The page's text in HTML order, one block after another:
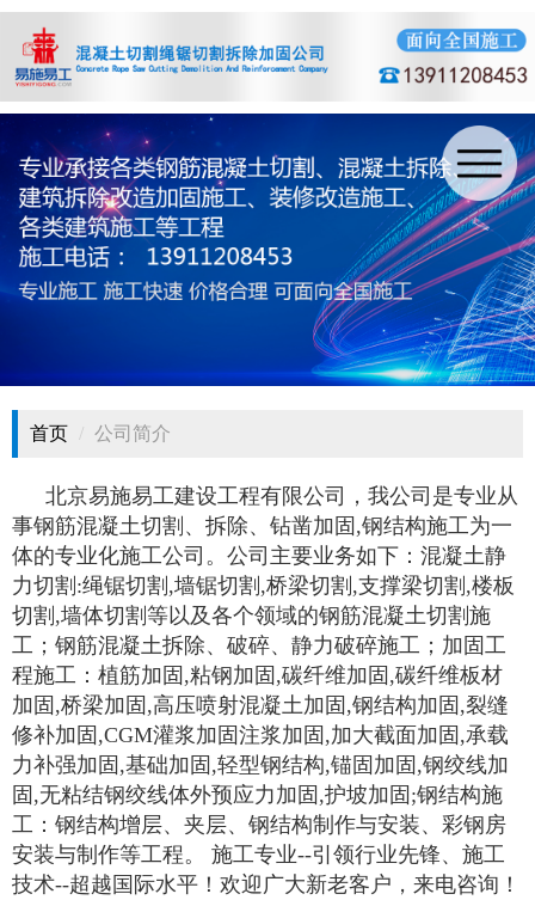
首页 公司简介
北京易施易工建设工程有限公司，我公司是专业从
事钢筋混凝土切割、拆除、钻凿加固,钢结构施工为一
体的专业化施工公司。公司主要业务如下：混凝土静
力切割:绳锯切割,墙锯切割,桥梁切割,支撑梁切割,楼板
切割,墙体切割等以及各个领域的钢筋混凝土切割施
工；钢筋混凝土拆除、破碎、静力破碎施工；加固工
程施工：植筋加固,粘钢加固,碳纤维加固,碳纤维板材
加固,桥梁加固,高压喷射混凝土加固,钢结构加固,裂缝
修补加固,CGM灌浆加固注浆加固,加大截面加固,承载
力补强加固,基础加固,轻型钢结构,锚固加固,钢绞线加
固,无粘结钢绞线体外预应力加固,护坡加固;钢结构施
工：钢结构增层、夹层、钢结构制作与安装、彩钢房
安装与制作等工程。 施工专业--引领行业先锋、施工
技术--超越国际水平！欢迎广大新老客户，来电咨询！